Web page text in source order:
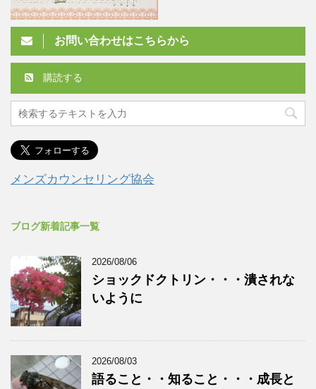
お問い合わせはこちらから
購読する
メンズカウンセリング協会
ブログ新着記事一覧
2026/08/06
ショックドクトリン・・・潰されな
いように
2026/08/03
語ること・・知ること・・・成長と